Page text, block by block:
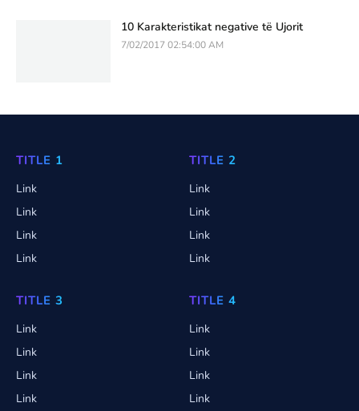
10 Karakteristikat negative të Ujorit
7/02/2017 02:54:00 AM
TITLE 1
Link
Link
Link
Link
TITLE 2
Link
Link
Link
Link
TITLE 3
Link
Link
Link
Link
TITLE 4
Link
Link
Link
Link